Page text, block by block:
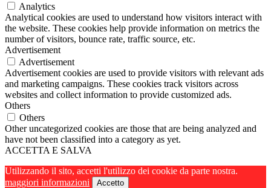
Analytics
Analytical cookies are used to understand how visitors interact with
the website. These cookies help provide information on metrics the
number of visitors, bounce rate, traffic source, etc.
Advertisement
Advertisement
Advertisement cookies are used to provide visitors with relevant ads
and marketing campaigns. These cookies track visitors across
websites and collect information to provide customized ads.
Others
Others
Other uncategorized cookies are those that are being analyzed and
have not been classified into a category as yet.
ACCETTA E SALVA
Utilizzando il sito, accetti l'utilizzo dei cookie da parte nostra.
maggiori informazioni
Accetto